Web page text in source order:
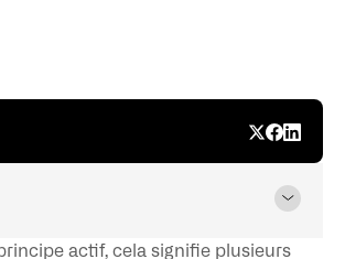
actif, cela signifie plusieurs